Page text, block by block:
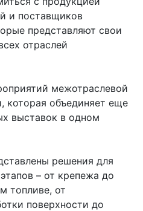
и поставщиков
представляют свои
отраслей
межотраслевой
которая объединяет еще
выставок в одном
решения для
– от крепежа до
топливе, от
поверхности до